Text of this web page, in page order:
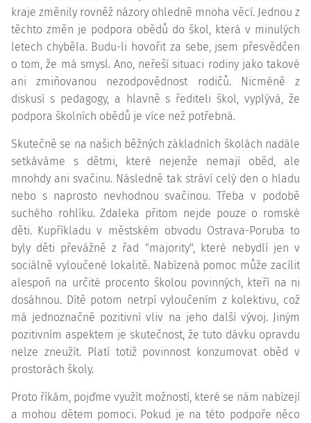
kraje změnily rovněž názory ohledně mnoha věcí. Jednou z
těchto změn je podpora obědů do škol, která v minulých
letech chyběla. Budu-li hovořit za sebe, jsem přesvědčen
o tom, že má smysl. Ano, neřeší situaci rodiny jako takové
ani zmiňovanou nezodpovědnost rodičů. Nicméně z
diskusí s pedagogy, a hlavně s řediteli škol, vyplývá, že
podpora školních obědů je více než potřebná.
Skutečně se na našich běžných základních školách nadále
setkáváme s dětmi, které nejenže nemají oběd, ale
mnohdy ani svačinu. Následně tak stráví celý den o hladu
nebo s naprosto nevhodnou svačinou. Třeba v podobě
suchého rohlíku. Zdaleka přitom nejde pouze o romské
děti. Kupříkladu v městském obvodu Ostrava-Poruba to
byly děti převážně z řad "majority", které nebydlí jen v
sociálně vyloučené lokalitě. Nabízená pomoc může zacílit
alespoň na určité procento školou povinných, kteří na ni
dosáhnou. Dítě potom netrpí vyloučením z kolektivu, což
má jednoznačně pozitivní vliv na jeho další vývoj. Jiným
pozitivním aspektem je skutečnost, že tuto dávku opravdu
nelze zneužít. Platí totiž povinnost konzumovat oběd v
prostorách školy.
Proto říkám, pojďme využít možností, které se nám nabízejí
a mohou dětem pomoci. Pokud je na této podpoře něco